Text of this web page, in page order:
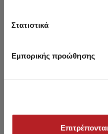
Στατιστικά
Εμπορικής προώθησης
Είδατε